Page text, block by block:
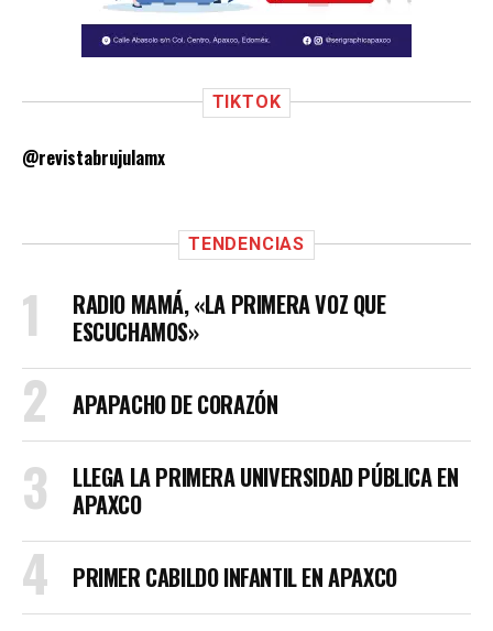
TIKTOK
@revistabrujulamx
TENDENCIAS
RADIO MAMÁ, «LA PRIMERA VOZ QUE
ESCUCHAMOS»
APAPACHO DE CORAZÓN
LLEGA LA PRIMERA UNIVERSIDAD PÚBLICA EN
APAXCO
PRIMER CABILDO INFANTIL EN APAXCO